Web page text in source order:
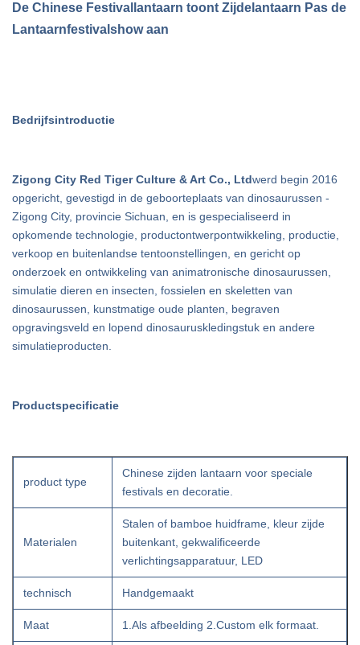
De Chinese Festivallantaarn toont Zijdelantaarn Pas de
Lantaarnfestivalshow aan
Bedrijfsintroductie
Zigong City Red Tiger Culture & Art Co., Ltdwerd begin 2016
opgericht, gevestigd in de geboorteplaats van dinosaurussen -
Zigong City, provincie Sichuan, en is gespecialiseerd in
opkomende technologie, productontwerpontwikkeling, productie,
verkoop en buitenlandse tentoonstellingen, en gericht op
onderzoek en ontwikkeling van animatronische dinosaurussen,
simulatie dieren en insecten, fossielen en skeletten van
dinosaurussen, kunstmatige oude planten, begraven
opgravingsveld en lopend dinosauruskledingstuk en andere
simulatieproducten.
Productspecificatie
product type
Chinese zijden lantaarn voor speciale
festivals en decoratie.
Materialen
Stalen of bamboe huidframe, kleur zijde
buitenkant, gekwalificeerde
verlichtingsapparatuur, LED
technisch Handgemaakt
Maat 1.Als afbeelding 2.Custom elk formaat.